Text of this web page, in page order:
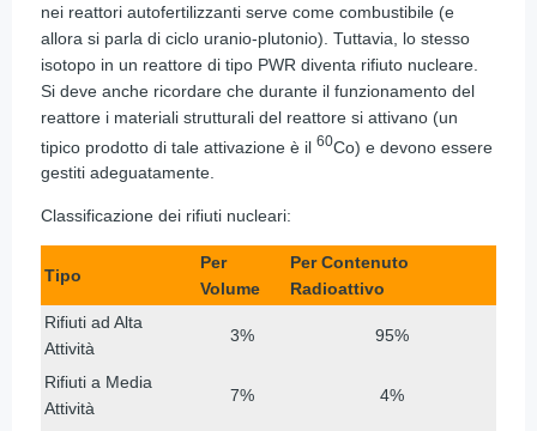
nei reattori autofertilizzanti serve come combustibile (e
allora si parla di ciclo uranio-plutonio). Tuttavia, lo stesso
isotopo in un reattore di tipo PWR diventa rifiuto nucleare.
Si deve anche ricordare che durante il funzionamento del
reattore i materiali strutturali del reattore si attivano (un
tipico prodotto di tale attivazione è il 60Co) e devono essere
gestiti adeguatamente.
Classificazione dei rifiuti nucleari:
Tipo
Per
Volume
Per Contenuto
Radioattivo
Rifiuti ad Alta
Attività
3% 95%
Rifiuti a Media
Attività
7% 4%